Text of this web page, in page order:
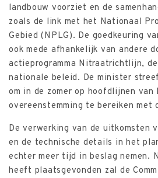
landbouw voorziet en de
zoals de link met het Nationaal
Gebied (NPLG). De goedkeuring
ook mede afhankelijk van andere
actieprogramma Nitraatrichtlijn,
nationale beleid. De minister
om in de zomer op hoofdlijnen van
overeenstemming te bereiken met
De verwerking van de uitkomsten
en de technische details in het
echter meer tijd in beslag nemen.
heeft plaatsgevonden zal de